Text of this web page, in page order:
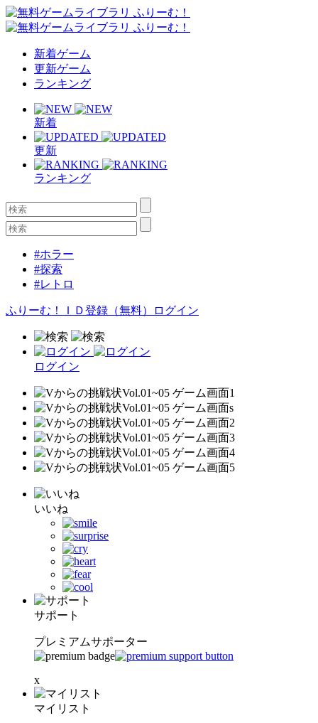
新着ゲーム
更新ゲーム
ランキング
新着
更新
ランキング
#ホラー
#探索
#レトロ
ふりーむ！ＩＤ登録（無料） ログイン
ログイン
いいね
サポート
プレミアムサポーター
x
マイリスト